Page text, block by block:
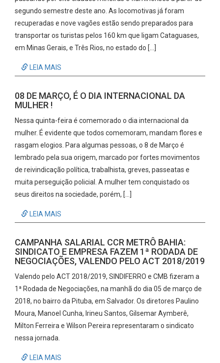
segundo semestre deste ano. As locomotivas já foram
recuperadas e nove vagões estão sendo preparados para
transportar os turistas pelos 160 km que ligam Cataguases,
em Minas Gerais, e Três Rios, no estado do […]
LEIA MAIS
08 DE MARÇO, É O DIA INTERNACIONAL DA
MULHER !
Nessa quinta-feira é comemorado o dia internacional da
mulher. É evidente que todos comemoram, mandam flores e
rasgam elogios. Para algumas pessoas, o 8 de Março é
lembrado pela sua origem, marcado por fortes movimentos
de reivindicação política, trabalhista, greves, passeatas e
muita perseguição policial. A mulher tem conquistado os
seus direitos na sociedade, porém, […]
LEIA MAIS
CAMPANHA SALARIAL CCR METRÔ BAHIA:
SINDICATO E EMPRESA FAZEM 1ª RODADA DE
NEGOCIAÇÕES, VALENDO PELO ACT 2018/2019
Valendo pelo ACT 2018/2019, SINDIFERRO e CMB fizeram a
1ª Rodada de Negociações, na manhã do dia 05 de março de
2018, no bairro da Pituba, em Salvador. Os diretores Paulino
Moura, Manoel Cunha, Irineu Santos, Gilsemar Aymberê,
Milton Ferreira e Wilson Pereira representaram o sindicato
nessa jornada.
LEIA MAIS